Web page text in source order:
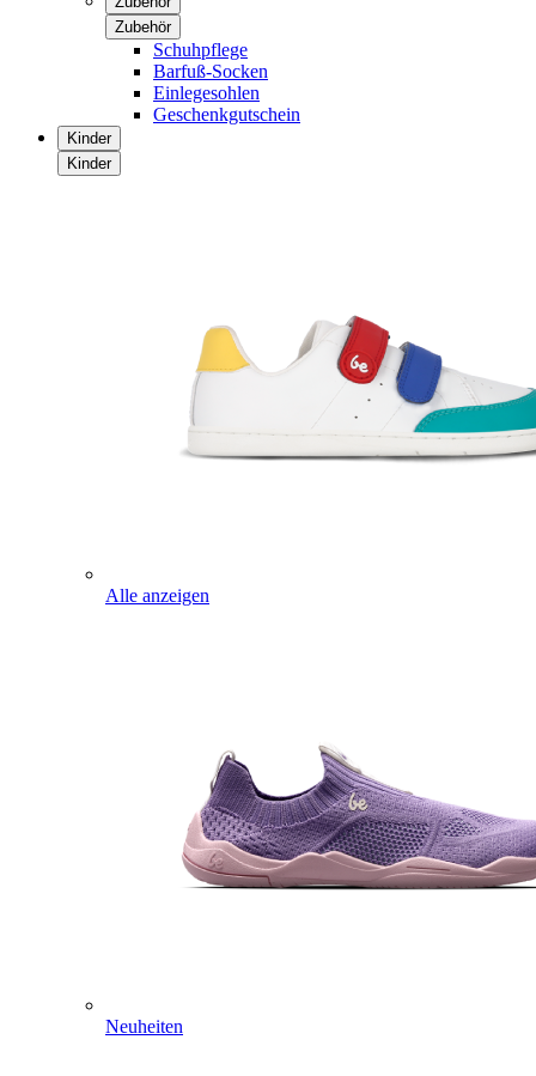
Zubehör
Schuhpflege
Barfuß-Socken
Einlegesohlen
Geschenkgutschein
Kinder
Kinder
Alle anzeigen
Neuheiten